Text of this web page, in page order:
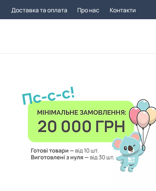
Доставка та оплата Про нас Контакти